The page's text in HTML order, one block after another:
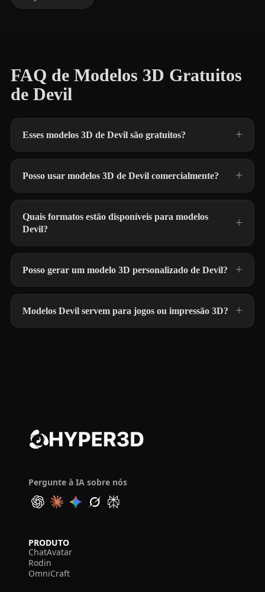
FAQ de Modelos 3D Gratuitos
de Devil
Esses modelos 3D de Devil são gratuitos?
Posso usar modelos 3D de Devil comercialmente?
Quais formatos estão disponíveis para modelos
Devil?
Posso gerar um modelo 3D personalizado de Devil?
Modelos Devil servem para jogos ou impressão 3D?
Pergunte à IA sobre nós
PRODUTO
ChatAvatar
Rodin
OmniCraft